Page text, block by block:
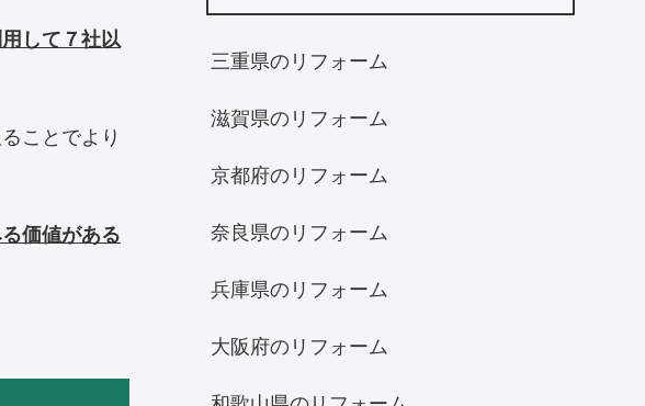
して７社以
ことでより
価値がある
三重県のリフォーム
滋賀県のリフォーム
京都府のリフォーム
奈良県のリフォーム
兵庫県のリフォーム
大阪府のリフォーム